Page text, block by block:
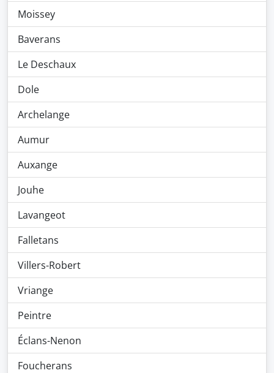
Moissey
Baverans
Le Deschaux
Dole
Archelange
Aumur
Auxange
Jouhe
Lavangeot
Falletans
Villers-Robert
Vriange
Peintre
Éclans-Nenon
Foucherans